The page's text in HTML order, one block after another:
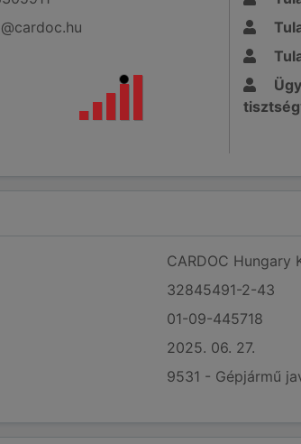
CARDOC Hungary
32845491-2-43
01-09-445718
2025. 06. 27.
9531 - Gépjármű